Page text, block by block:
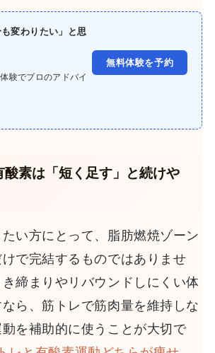
変わりたい」と思
験でプロのアドバイ
無料体験を予約
酸素は「短く足す」と続けや
い方にとって、脂肪燃焼ゾーン
で完結するものではありませ
締まりやリバウンドしにくい体
ら、筋トレで筋肉量を維持しな
を補助的に使うことが大切で